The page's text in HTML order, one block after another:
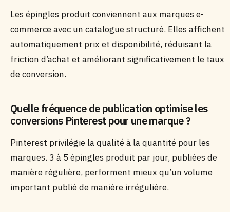
Les épingles produit conviennent aux marques e-
commerce avec un catalogue structuré. Elles affichent
automatiquement prix et disponibilité, réduisant la
friction d’achat et améliorant significativement le taux
de conversion.
Quelle fréquence de publication optimise les
conversions Pinterest pour une marque ?
Pinterest privilégie la qualité à la quantité pour les
marques. 3 à 5 épingles produit par jour, publiées de
manière régulière, performent mieux qu’un volume
important publié de manière irrégulière.